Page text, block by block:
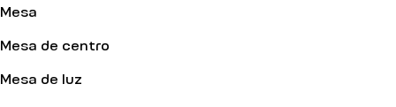
Mesa
Mesa de centro
Mesa de luz